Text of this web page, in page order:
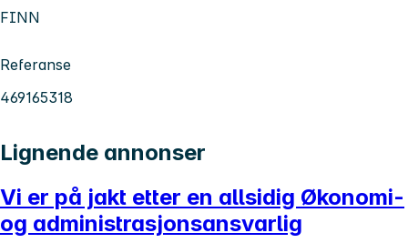
FINN
Referanse
469165318
Lignende annonser
Vi er på jakt etter en allsidig Økonomi-
og administrasjonsansvarlig